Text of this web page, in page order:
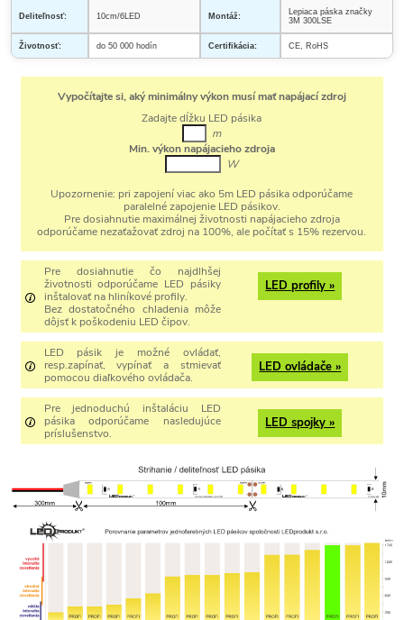
Deliteľnosť: 10cm/6LED Montáž:
Lepiaca páska značky
3M 300LSE
Životnosť: do 50 000 hodín Certifikácia: CE, RoHS
Vypočítajte si, aký minimálny výkon musí mať napájací zdroj
Zadajte dĺžku LED pásika
m
Min. výkon napájacieho zdroja
W
Upozornenie: pri zapojení viac ako 5m LED pásika odporúčame
paralelné zapojenie LED pásikov.
Pre dosiahnutie maximálnej životnosti napájacieho zdroja
odporúčame nezaťažovať zdroj na 100%, ale počítať s 15% rezervou.
Pre dosiahnutie čo najdlhšej
životnosti odporúčame LED pásiky
inštalovať na hliníkové profily.
Bez dostatočného chladenia môže
dôjsť k poškodeniu LED čipov.
LED profily »
LED pásik je možné ovládať,
resp.zapínať, vypínať a stmievať
pomocou diaľkového ovládača.
LED ovládače »
Pre jednoduchú inštaláciu LED
pásika odporúčame nasledujúce
príslušenstvo.
LED spojky »